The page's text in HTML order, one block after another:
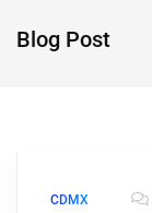
Blog Post
CDMX